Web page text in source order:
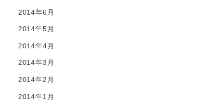
2014年6月
2014年5月
2014年4月
2014年3月
2014年2月
2014年1月